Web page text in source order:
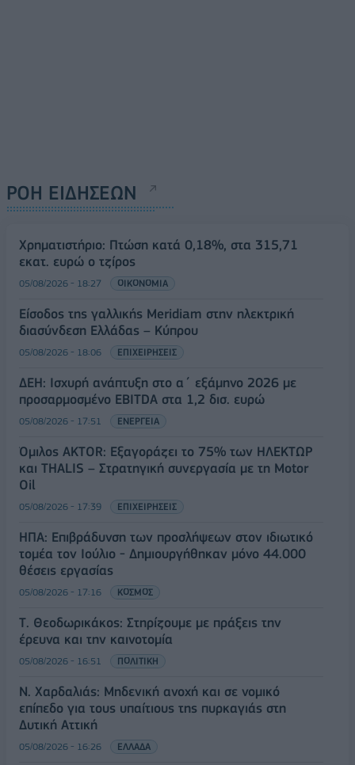
ΡΟΗ ΕΙΔΗΣΕΩΝ
Χρηματιστήριο: Πτώση κατά 0,18%, στα 315,71
εκατ. ευρώ ο τζίρος
05/08/2026 - 18:27 ΟΙΚΟΝΟΜΙΑ
Είσοδος της γαλλικής Meridiam στην ηλεκτρική
διασύνδεση Ελλάδας – Κύπρου
05/08/2026 - 18:06 ΕΠΙΧΕΙΡΗΣΕΙΣ
ΔΕΗ: Ισχυρή ανάπτυξη στο α΄ εξάμηνο 2026 με
προσαρμοσμένο EBITDA στα 1,2 δισ. ευρώ
05/08/2026 - 17:51 ΕΝΕΡΓΕΙΑ
Όμιλος AKTOR: Εξαγοράζει το 75% των ΗΛΕΚΤΩΡ
και THALIS – Στρατηγική συνεργασία με τη Motor
Oil
05/08/2026 - 17:39 ΕΠΙΧΕΙΡΗΣΕΙΣ
ΗΠΑ: Επιβράδυνση των προσλήψεων στον ιδιωτικό
τομέα τον Ιούλιο - Δημιουργήθηκαν μόνο 44.000
θέσεις εργασίας
05/08/2026 - 17:16 ΚΟΣΜΟΣ
Τ. Θεοδωρικάκος: Στηρίζουμε με πράξεις την
έρευνα και την καινοτομία
05/08/2026 - 16:51 ΠΟΛΙΤΙΚΗ
Ν. Χαρδαλιάς: Μηδενική ανοχή και σε νομικό
επίπεδο για τους υπαίτιους της πυρκαγιάς στη
Δυτική Αττική
05/08/2026 - 16:26 ΕΛΛΑΔΑ